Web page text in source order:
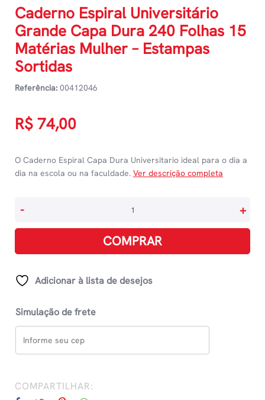
Caderno Espiral Universitário
Grande Capa Dura 240 Folhas 15
Matérias Mulher – Estampas
Sortidas
Referência: 00412046
R$ 74,00
O Caderno Espiral Capa Dura Universitario ideal para o dia a
dia na escola ou na faculdade. Ver descrição completa
Universitário
Grande
Dura
Folhas
15
Matérias
Mulher
Estampas
Sortidas
- +
COMPRAR
Adicionar à lista de desejos
Simulação de frete
COMPARTILHAR: